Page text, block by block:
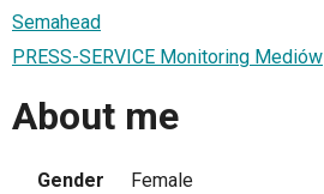
Semahead
PRESS-SERVICE Monitoring Mediów
About me
Gender
Female